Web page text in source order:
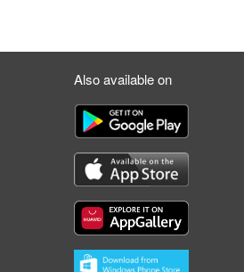
Also available on